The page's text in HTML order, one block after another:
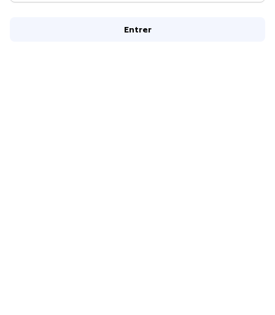
Entrer